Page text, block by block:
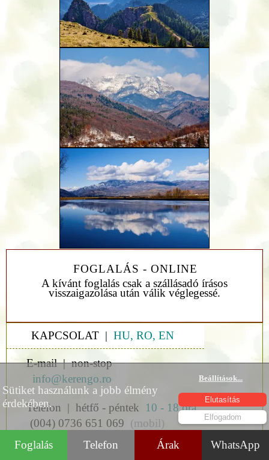
Foglalás Telefon Árak WhatsApp
FOGLALÁS - ONLINE
A kívánt foglalás csak a szállásadó írásos
visszaigazolása után válik véglegessé.
KAPCSOLAT | HU, RO, EN
E-mail | non-stop
info@kerengo.ro
Telefon | hétfő - péntek 10 - 18 óra
(004) 0736 651 069 (mobil)
Sütiket használunk a jobb élmény
érdekében.
Beállítások...
Elutasítás
Elfogadom